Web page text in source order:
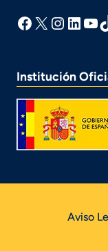
facebook
X
Institución
Aviso